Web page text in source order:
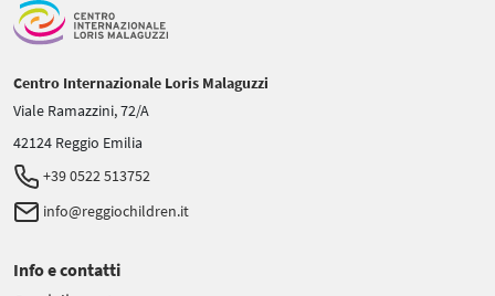
Centro Internazionale Loris Malaguzzi
Viale Ramazzini, 72/A
42124 Reggio Emilia
+39 0522 513752
info@reggiochildren.it
Info e contatti